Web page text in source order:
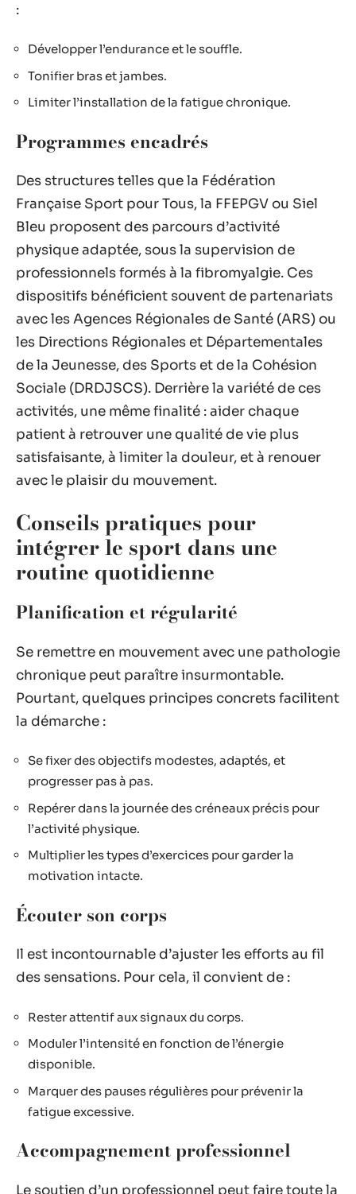
:
Développer l’endurance et le souffle.
Tonifier bras et jambes.
Limiter l’installation de la fatigue chronique.
Programmes encadrés
Des structures telles que la Fédération
Française Sport pour Tous, la FFEPGV ou Siel
Bleu proposent des parcours d’activité
physique adaptée, sous la supervision de
professionnels formés à la fibromyalgie. Ces
dispositifs bénéficient souvent de partenariats
avec les Agences Régionales de Santé (ARS) ou
les Directions Régionales et Départementales
de la Jeunesse, des Sports et de la Cohésion
Sociale (DRDJSCS). Derrière la variété de ces
activités, une même finalité : aider chaque
patient à retrouver une qualité de vie plus
satisfaisante, à limiter la douleur, et à renouer
avec le plaisir du mouvement.
Conseils pratiques pour
intégrer le sport dans une
routine quotidienne
Planification et régularité
Se remettre en mouvement avec une pathologie
chronique peut paraître insurmontable.
Pourtant, quelques principes concrets facilitent
la démarche :
Se fixer des objectifs modestes, adaptés, et
progresser pas à pas.
Repérer dans la journée des créneaux précis pour
l’activité physique.
Multiplier les types d’exercices pour garder la
motivation intacte.
Écouter son corps
Il est incontournable d’ajuster les efforts au fil
des sensations. Pour cela, il convient de :
Rester attentif aux signaux du corps.
Moduler l’intensité en fonction de l’énergie
disponible.
Marquer des pauses régulières pour prévenir la
fatigue excessive.
Accompagnement professionnel
Le soutien d’un professionnel peut faire toute la